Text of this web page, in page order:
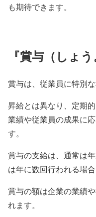
も期待できます。
『賞与（しょ
賞与は、従業員に特別
昇給とは異なり、定期
業績や従業員の成果に
す。
賞与の支給は、通常は
は年に数回行われる場合
賞与の額は企業の業績
れます。